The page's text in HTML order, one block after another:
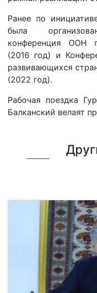
Ранее по
была
конференция ООН
(2016 год) и
развивающихся
(2022 год).
Рабочая поездка
Балканский велаят